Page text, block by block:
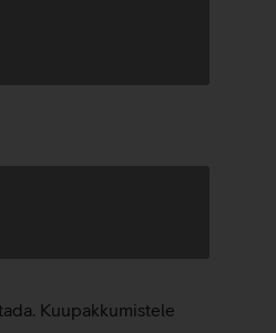
Kuupakkumistele